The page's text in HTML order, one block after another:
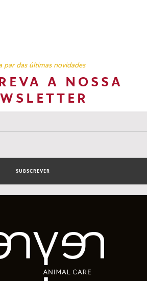
par das últimas novidades
A NOSSA
SUBSCREVER